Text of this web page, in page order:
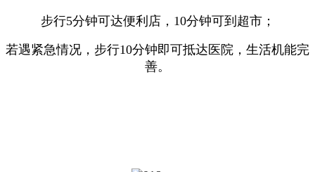
步行5分钟可达便利店，10分钟可到超市；
若遇紧急情况，步行10分钟即可抵达医院，生活机能完
善。